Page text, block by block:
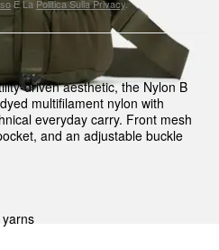
E La Politica Sulla Privacy.
driven aesthetic, the Nylon B
multifilament nylon with
everyday carry. Front mesh
and an adjustable buckle